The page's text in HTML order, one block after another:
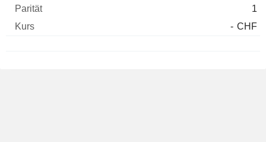
1
- CHF